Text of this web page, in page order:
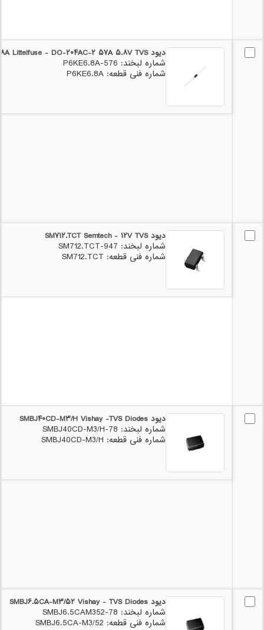
دیود P۶KE۶.۸A Littelfuse - DO-۲۰۴AC-۲ ۵۷A ۵.۸V TVS
شماره لبخند: 576-P6KE6.8A
شماره فنی قطعه: P6KE6.8A
دیود SM۷۱۲.TCT Semtech - ۱۲V TVS
شماره لبخند: 947-SM712.TCT
شماره فنی قطعه: SM712.TCT
دیود SMBJ۴۰CD-M۳/H Vishay -TVS Diodes
شماره لبخند: 78-SMBJ40CD-M3/H
شماره فنی قطعه: SMBJ40CD-M3/H
دیود SMBJ۶.۵CA-M۳/۵۲ Vishay - TVS Diodes
شماره لبخند: 78-SMBJ6.5CAM352
شماره فنی قطعه: SMBJ6.5CA-M3/52